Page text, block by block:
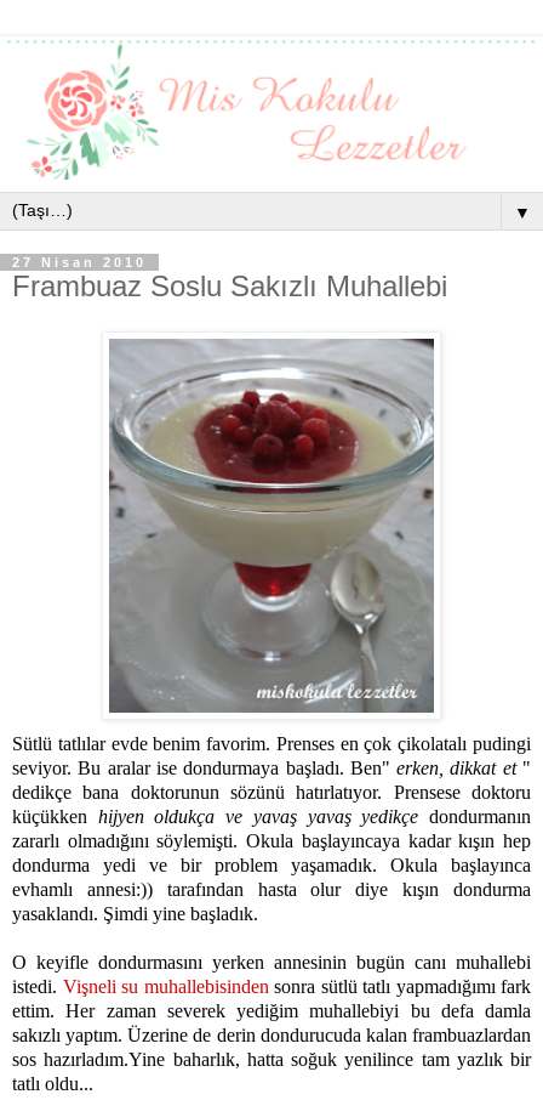
▼
27 Nisan 2010
Frambuaz Soslu Sakızlı Muhallebi
Sütlü tatlılar evde benim favorim. Prenses en çok çikolatalı pudingi
seviyor. Bu aralar ise dondurmaya başladı. Ben"erken, dikkat et"
dedikçe bana doktorunun sözünü hatırlatıyor. Prensese doktoru
küçükken hijyen oldukça ve yavaş yavaş yedikçe dondurmanın
zararlı olmadığını söylemişti. Okula başlayıncaya kadar kışın hep
dondurma yedi ve bir problem yaşamadık. Okula başlayınca
evhamlı annesi:)) tarafından hasta olur diye kışın dondurma
yasaklandı. Şimdi yine başladık.
O keyifle dondurmasını yerken annesinin bugün canı muhallebi
istedi. Vişneli su muhallebisinden sonra sütlü tatlı yapmadığımı fark
ettim. Her zaman severek yediğim muhallebiyi bu defa damla
sakızlı yaptım. Üzerine de derin dondurucuda kalan frambuazlardan
sos hazırladım.Yine baharlık, hatta soğuk yenilince tam yazlık bir
tatlı oldu...